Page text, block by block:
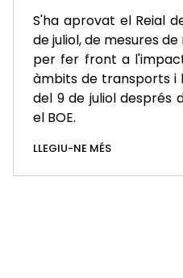
S'ha aprovat el Reial
de juliol, de mesures
per fer front a
àmbits de transports i
del 9 de juliol després
el BOE.
LLEGIU-NE MÉS